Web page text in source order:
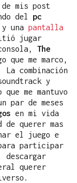
mis post
del pc
y una pantalla
jugar
The
que me marco,
combinación
y
me mantuvo
par de meses
en mi vida
de querer mas
el juego e
participar
querer